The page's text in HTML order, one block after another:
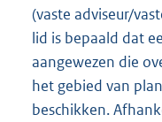
(vaste adviseur/
lid is bepaald dat
aangewezen die
het gebied van
beschikken.